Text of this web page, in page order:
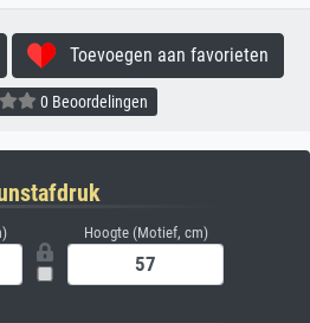
Toevoegen aan favorieten
0 Beoordelingen
Hoogte (Motief, cm)